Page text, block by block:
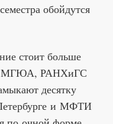
обойдутся
стоит больше
МГЮА, РАНХиГС
десятку
и МФТИ